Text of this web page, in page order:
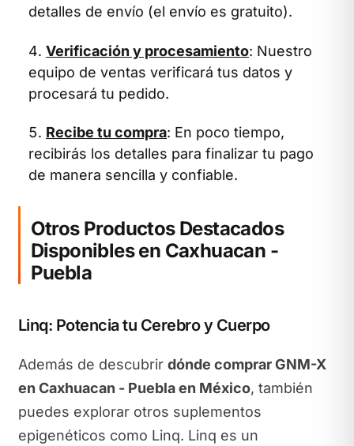
detalles de envío (el envío es gratuito).
Verificación y procesamiento: Nuestro
equipo de ventas verificará tus datos y
procesará tu pedido.
Recibe tu compra: En poco tiempo,
recibirás los detalles para finalizar tu pago
de manera sencilla y confiable.
Otros Productos Destacados
Disponibles en Caxhuacan -
Puebla
Linq: Potencia tu Cerebro y Cuerpo
Además de descubrir dónde comprar GNM-X
en Caxhuacan - Puebla en México, también
puedes explorar otros suplementos
epigenéticos como Linq. Linq es un